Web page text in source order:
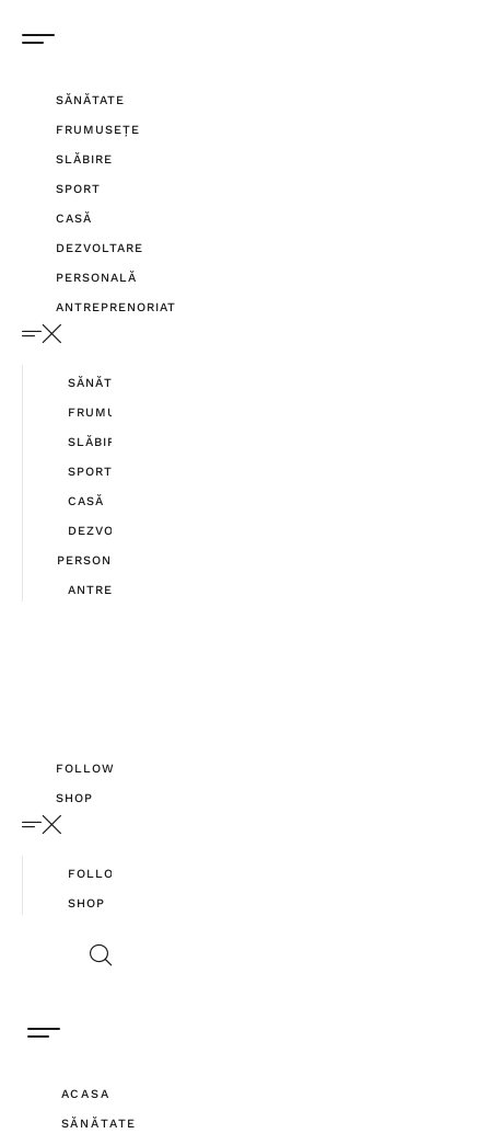
SĂNĂTATE
FRUMUSEȚE
SLĂBIRE
SPORT
CASĂ
DEZVOLTARE
PERSONALĂ
ANTREPRENORIAT
SĂNĂTATE
FRUMUSEȚE
SLĂBIRE
SPORT
CASĂ
DEZVOLTARE
PERSONALĂ
ANTREPRENORIAT
FOLLOW
SHOP
FOLLOW
SHOP
ACASA
SĂNĂTATE